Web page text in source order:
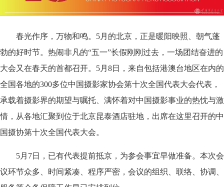
春光作序，万物和鸣。5月的北京，正是暖阳映照、朝气蓬
勃的好时节。热闹非凡的“五一”长假刚刚过去，一场团结奋进的
大会又在春天的首都召开。5月8日，来自包括港澳台地区在内的
全国各地的300多位中国摄影家协会第十次全国代表大会代表，
承载着摄影界的期望与嘱托、满怀着对中国摄影事业的热忱与激
情，从各地汇聚到位于北京昆泰酒店驻地，出席在这里召开的中
国摄协第十次全国代表大会。
5月7日，已有代表提前抵京，为参会事宜早做准备。本次会
议环节众多、时间紧凑、程序严密，会议的组织、联络、协调、